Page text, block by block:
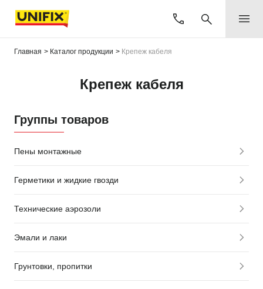
Главная Каталог продукции Крепеж кабеля
Крепеж кабеля
Группы товаров
Пены монтажные
Герметики и жидкие гвозди
Технические аэрозоли
Эмали и лаки
Грунтовки, пропитки